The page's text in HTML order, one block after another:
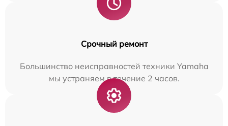
Срочный ремонт
Большинство неисправностей техники Yamaha
мы устраняем в течение 2 часов.